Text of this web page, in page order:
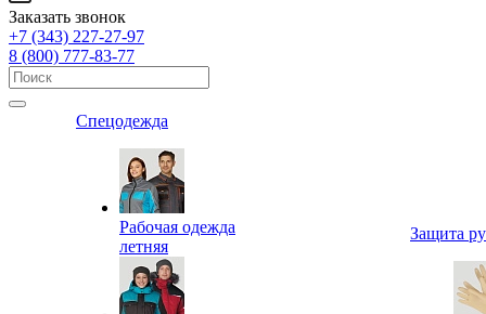
Заказать звонок
+7 (343) 227-27-97
8 (800) 777-83-77
Спецодежда
Рабочая одежда
летняя
Защита